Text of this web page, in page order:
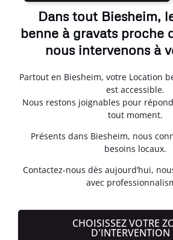
Dans tout Biesheim,
benne à gravats proche
nous intervenons à
Partout en Biesheim, votre Location
est accessible.
Nous restons joignables pour
tout moment.
Présents dans Biesheim, nous
besoins locaux.
Contactez-nous dès aujourd’hui,
avec
CHOISISSEZ VOTRE
D'INTERVENTION